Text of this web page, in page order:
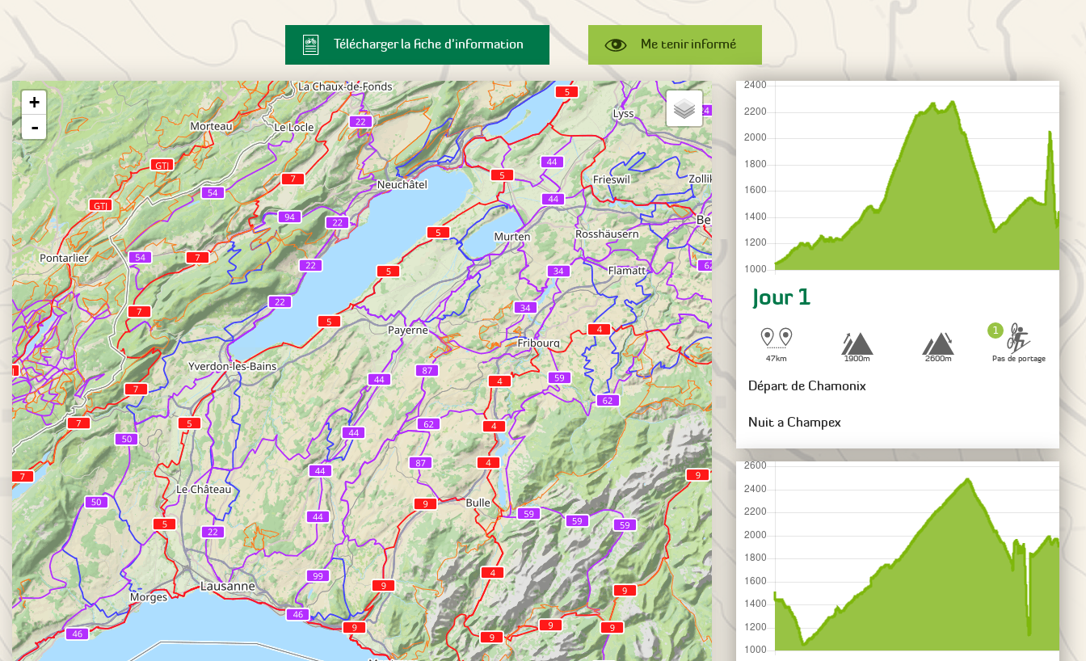
Télécharger la fiche d'information Me tenir informé
Jour 1
47km 1900m 2600m
1
Pas de portage
Départ de Chamonix
Nuit a Champex
+
-